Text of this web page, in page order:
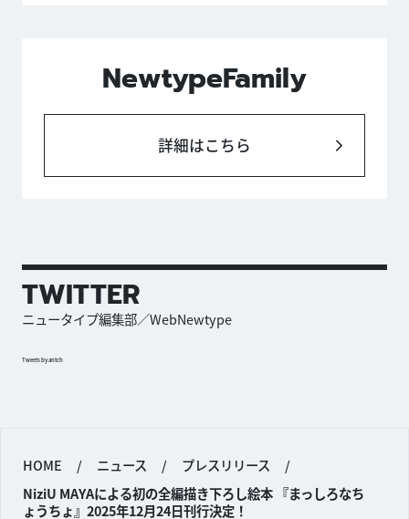
NewtypeFamily
詳細はこちら
TWITTER
ニュータイプ編集部／WebNewtype
Tweets by antch
HOME / ニュース / プレスリリース
/
NiziU MAYAによる初の全編描き下ろし絵本 『まっしろなち
ょうちょ』2025年12月24日刊行決定！